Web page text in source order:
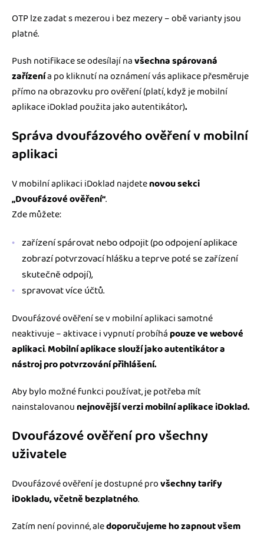
OTP lze zadat s mezerou i bez mezery – obě varianty jsou
platné.
Push notifikace se odesílají navšechna spárovaná
zařízenía po kliknutí na oznámení vás aplikace přesměruje
přímo na obrazovku pro ověření (platí, když je mobilní
aplikace iDoklad použita jako autentikátor).
Správa dvoufázového ověření v mobilní
aplikaci
V mobilní aplikaci iDoklad najdetenovou sekci
„Dvoufázové ověření“.
Zde můžete:
zařízení spárovat nebo odpojit (po odpojení aplikace
zobrazí potvrzovací hlášku a teprve poté se zařízení
skutečně odpojí),
spravovat více účtů.
Dvoufázové ověření se v mobilní aplikaci samotné
neaktivuje – aktivace i vypnutí probíhápouze ve webové
aplikaci.Mobilní aplikace slouží jako autentikátor a
nástroj pro potvrzování přihlášení.
Aby bylo možné funkci používat, je potřeba mít
nainstalovanounejnovější verzi mobilní aplikace iDoklad.
Dvoufázové ověření pro všechny
uživatele
Dvoufázové ověření je dostupné provšechny tarify
iDokladu, včetně bezplatného.
Zatím není povinné, aledoporučujeme ho zapnout všem